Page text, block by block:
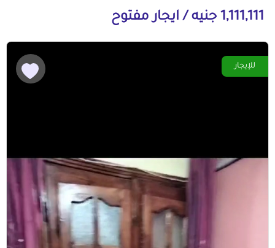
1,111,111 جنيه / ايجار مفتوح
للإيجار